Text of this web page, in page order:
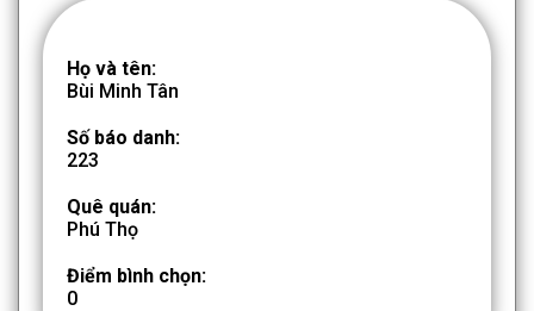
Họ và tên:
Bùi Minh Tân
Số báo danh:
223
Quê quán:
Phú Thọ
Điểm bình chọn:
0